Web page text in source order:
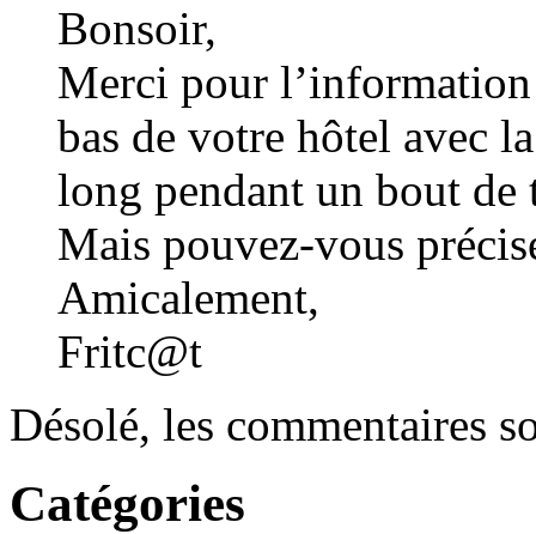
Bonsoir,
Merci pour l’information
bas de votre hôtel avec
long pendant un bout
Mais pouvez-vous
Amicalement,
Fritc@t
Désolé, les commentaires
Catégories